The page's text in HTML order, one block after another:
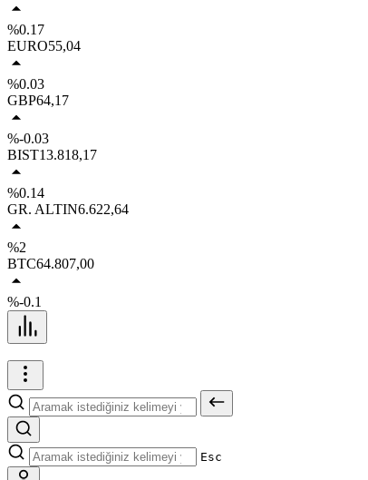
%0.17
EURO55,04
%0.03
GBP64,17
%-0.03
BIST13.818,17
%0.14
GR. ALTIN6.622,64
%2
BTC64.807,00
%-0.1
Esc